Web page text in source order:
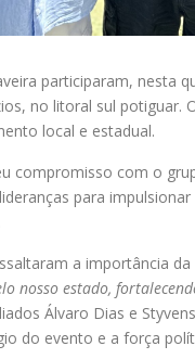
participaram,
no litoral sul
local e estadual.
com o
para
a importância
nosso estado,
Álvaro Dias e
do evento e a força